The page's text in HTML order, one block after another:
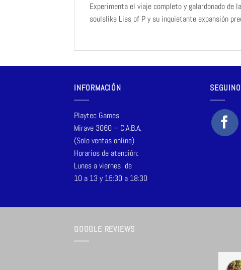
Experimenta el viaje completo y galardonado de
soulslike Lies of P y su inquietante expansión
INFORMACIÓN
Playtec Games
Mirave 3060 – C.A.B.A.
(Solo ventas online)
Horarios de atención:
Lunes a viernes de
10 a 13 y 15:30 a 18:30
GOOGLE REVIEWS